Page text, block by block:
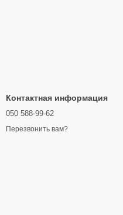
Контактная информация
050 588-99-62
Перезвонить вам?